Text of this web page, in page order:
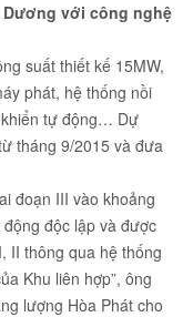
Dương với công nghệ
suất thiết kế 15MW,
phát, hệ thống nồi
khiển tự động… Dự
tháng 9/2015 và đưa
đoạn III vào khoảng
độc lập và được
II thông qua hệ thống
Khu liên hợp”, ông
lượng Hòa Phát cho